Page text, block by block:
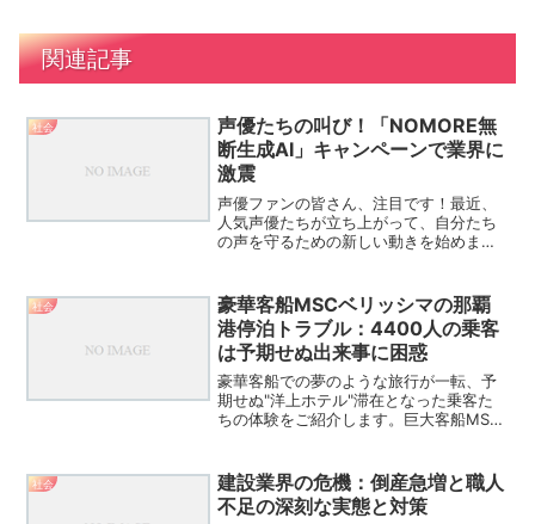
関連記事
社会
声優たちの叫び！「NOMORE無
断生成AI」キャンペーンで業界に
激震
声優ファンの皆さん、注目です！最近、
人気声優たちが立ち上がって、自分たち
の声を守るための新しい動きを始めまし
か、そしてなぜ今、声優たちがこんな行
動を起こしているの...
社会
豪華客船MSCベリッシマの那覇
港停泊トラブル：4400人の乗客
は予期せぬ出来事に困惑
豪華客船での夢のような旅行が一転、予
期せぬ"洋上ホテル"滞在となった乗客た
ちの体験をご紹介します。巨大客船MSC
この異例の事態の全貌に迫ります。MSC
ベリッシマ停泊トラ...
社会
建設業界の危機：倒産急増と職人
不足の深刻な実態と対策